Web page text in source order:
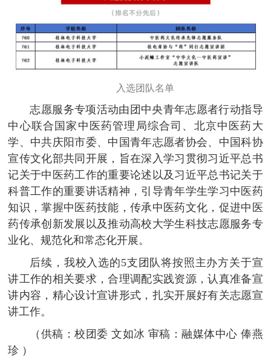
入选团队名单
志愿服务专项活动由团中央青年志愿者行动指导
中心联合国家中医药管理局综合司、北京中医药大
学、中共庆阳市委、中国青年志愿者协会、中国科协
宣传文化部共同开展，旨在深入学习贯彻习近平总书
记关于中医药工作的重要论述以及习近平总书记关于
科普工作的重要讲话精神，引导青年学生学习中医药
知识，掌握中医药技能，传承中医药文化，促进中医
药传承创新发展以及推动高校大学生科技志愿服务专
业化、规范化和常态化开展。
后续，我校入选的5支团队将按照主办方关于宣
讲工作的相关要求，合理调配实践资源，认真准备宣
讲内容，精心设计宣讲形式，扎实开展好有关志愿宣
讲工作。
（供稿：校团委 文如冰 审稿：融媒体中心 俸燕
珍 ）